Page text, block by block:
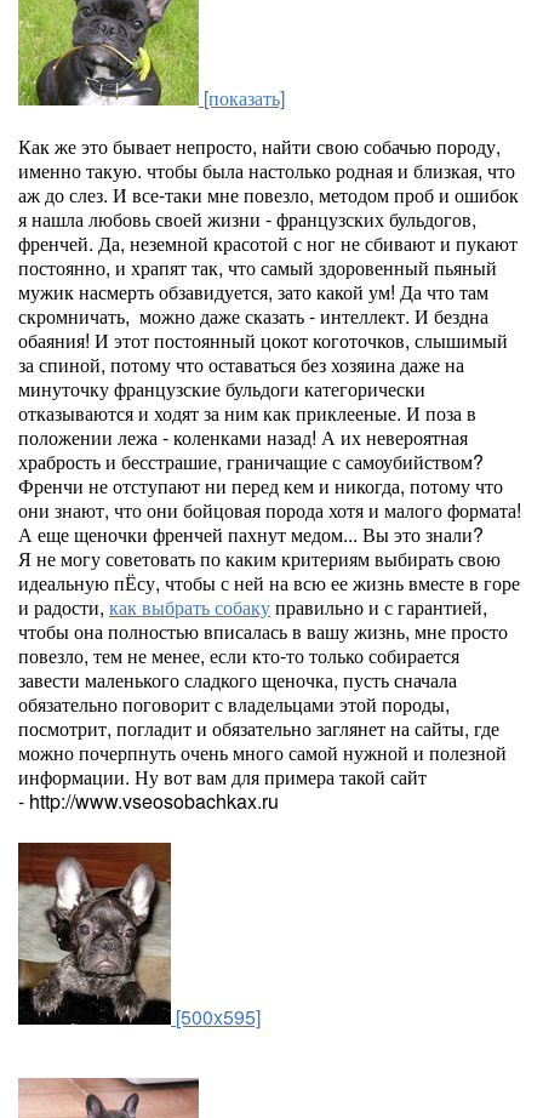
[показать]
Как же это бывает непросто, найти свою собачью породу,
именно такую. чтобы была настолько родная и близкая, что
аж до слез. И все-таки мне повезло, методом проб и ошибок
я нашла любовь своей жизни - французских бульдогов,
френчей. Да, неземной красотой с ног не сбивают и пукают
постоянно, и храпят так, что самый здоровенный пьяный
мужик насмерть обзавидуется, зато какой ум! Да что там
скромничать, можно даже сказать - интеллект. И бездна
обаяния! И этот постоянный цокот коготочков, слышимый
за спиной, потому что оставаться без хозяина даже на
минуточку французские бульдоги категорически
отказываются и ходят за ним как приклееные. И поза в
положении лежа - коленками назад! А их невероятная
храбрость и бесстрашие, граничащие с самоубийством?
Френчи не отступают ни перед кем и никогда, потому что
они знают, что они бойцовая порода хотя и малого формата!
А еще щеночки френчей пахнут медом... Вы это знали?
Я не могу советовать по каким критериям выбирать свою
идеальную пЁсу, чтобы с ней на всю ее жизнь вместе в горе
и радости, как выбрать собакуправильно и с гарантией,
чтобы она полностью вписалась в вашу жизнь, мне просто
повезло, тем не менее, если кто-то только собирается
завести маленького сладкого щеночка, пусть сначала
обязательно поговорит с владельцами этой породы,
посмотрит, погладит и обязательно заглянет на сайты, где
можно почерпнуть очень много самой нужной и полезной
информации. Ну вот вам для примера такой сайт
- http://www.vseosobachkax.ru
[500x595]